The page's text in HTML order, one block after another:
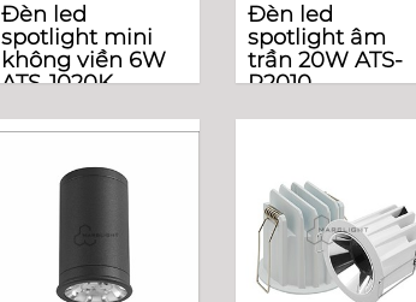
Đèn led
spotlight mini
không viền 6W
ATS-1020K
Đèn led
spotlight âm
trần 20W ATS-
R2010